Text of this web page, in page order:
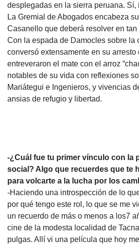
desplegadas en la sierra peruana. Sí,
La Gremial de Abogados encabeza
Casanello que deberá resolver en
Con la espada de Damocles sobre la
conversó extensamente en su
entreveraron el mate con el arroz
notables de su vida con reflexiones
Mariátegui e Ingenieros, y vivencias
ansias de refugio y libertad.
-¿Cuál fue tu primer vínculo con la
social? Algo que recuerdes que te
para volcarte a la lucha por los
-Haciendo una introspección de lo
por qué tengo este rol, lo que se me
un recuerdo de más o menos a los7
cine de la modesta localidad de
pulgas. Allí vi una película que hoy